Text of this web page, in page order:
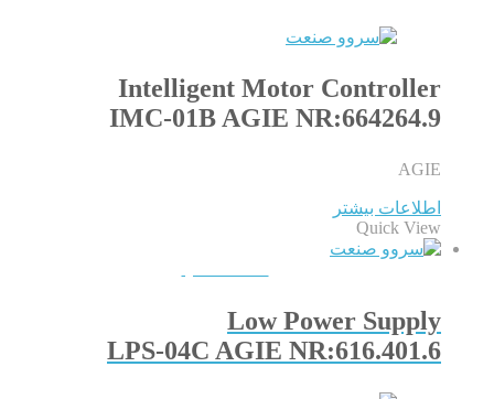
Intelligent Motor Controller
IMC-01B AGIE NR:664264.9
AGIE
اطلاعات بیشتر
Quick View
Low Power Supply
LPS-04C AGIE NR:616.401.6